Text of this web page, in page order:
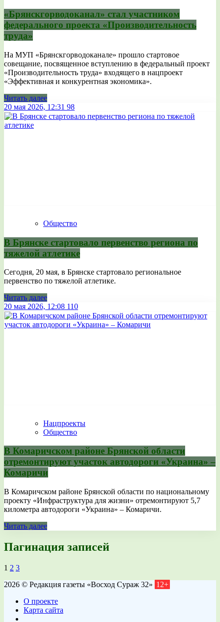
«Брянскгорводоканал» стал участником
федерального проекта «Производительность
труда»
На МУП «Брянскгорводоканале» прошло стартовое
совещание, посвященное вступлению в федеральный проект
«Производительность труда» входящего в нацпроект
«Эффективная и конкурентная экономика».
Читать далее
20 мая 2026, 12:31 98
Общество
В Брянске стартовало первенство региона по
тяжелой атлетике
Сегодня, 20 мая, в Брянске стартовало региональное
первенство по тяжелой атлетике.
Читать далее
20 мая 2026, 12:08 110
Нацпроекты
Общество
В Комаричском районе Брянской области
отремонтируют участок автодороги «Украина» –
Комаричи
В Комаричском районе Брянской области по национальному
проекту «Инфраструктура для жизни» отремонтируют 5,7
километра автодороги «Украина» – Комаричи.
Читать далее
Пагинация записей
1 2 3
2026 © Редакция газеты «Восход Сураж 32» 12+
О проекте
Карта сайта